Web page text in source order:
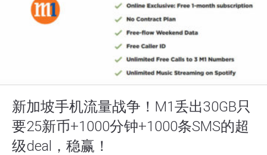
新加坡手机流量战争！M1丢出30GB只
要25新币+1000分钟+1000条SMS的超
级deal，稳赢！